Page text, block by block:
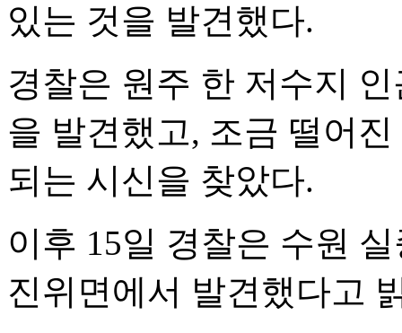
있는 것을 발견했다.
경찰은 원주 한 저수지
을 발견했고, 조금 떨어
되는 시신을 찾았다.
이후 15일 경찰은 수원
진위면에서 발견했다고